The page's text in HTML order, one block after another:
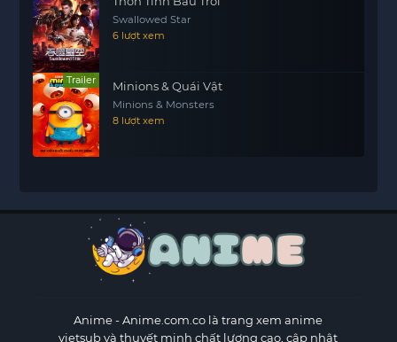
Swallowed Star
6 lượt xem
Trailer Minions & Quái Vật
Minions & Monsters
8 lượt xem
Anime- Anime.com.co là trang xem anime
vietsub và thuyết minh chất lượng cao, cập nhật